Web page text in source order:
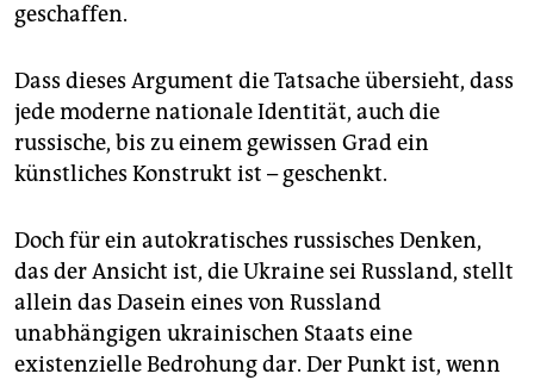
geschaffen.
Dass dieses Argument die Tatsache übersieht, dass
jede moderne nationale Identität, auch die
russische, bis zu einem gewissen Grad ein
künstliches Konstrukt ist – geschenkt.
Doch für ein autokratisches russisches Denken,
das der Ansicht ist, die Ukraine sei Russland, stellt
allein das Dasein eines von Russland
unabhängigen ukrainischen Staats eine
existenzielle Bedrohung dar. Der Punkt ist, wenn